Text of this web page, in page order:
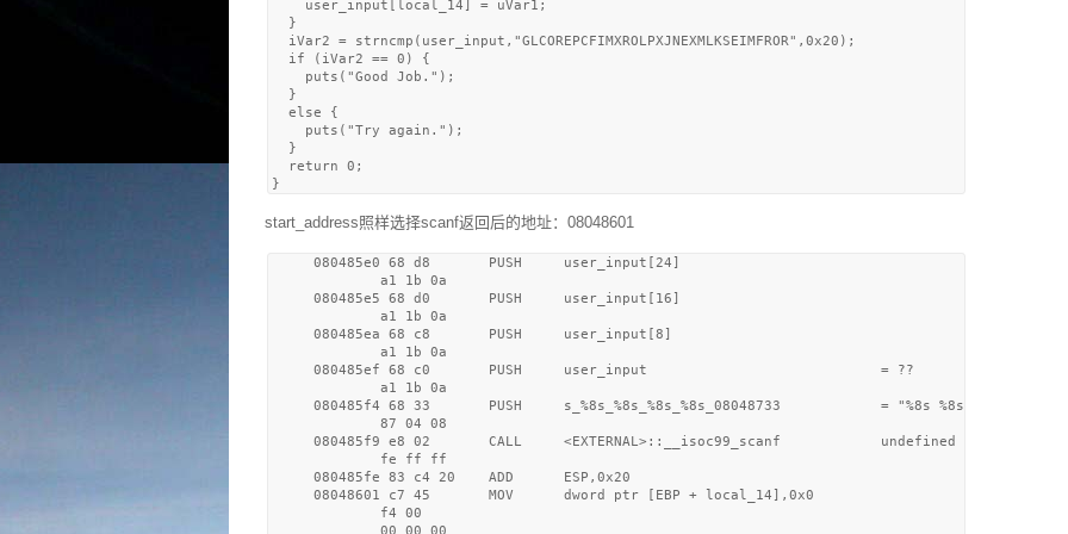
    user_input[local_14] = uVar1;
  }
  iVar2 = strncmp(user_input,"GLCOREPCFIMXROLPXJNEXMLKSEIMFROR",0x20);
  if (iVar2 == 0) {
    puts("Good Job.");
  }
  else {
    puts("Try again.");
  }
  return 0;
start_address照样选择scanf返回后的地址：08048601
     080485e0 68 d8       PUSH     user_input[24]
             a1 1b 0a
     080485e5 68 d0       PUSH     user_input[16]
             a1 1b 0a
     080485ea 68 c8       PUSH     user_input[8]
             a1 1b 0a
     080485ef 68 c0       PUSH     user_input                            = ??
             a1 1b 0a
     080485f4 68 33       PUSH     s_%8s_%8s_%8s_%8s_08048733            = "%8s %8s %8s %8s"
             87 04 08
080485f9 e8 02       CALL     <EXTERNAL>::__isoc99_scanf            undefined
             fe ff ff
     080485fe 83 c4 20    ADD      ESP,0x20
     08048601 c7 45       MOV      dword ptr [EBP + local_14],0x0
             f4 00
             00 00 00